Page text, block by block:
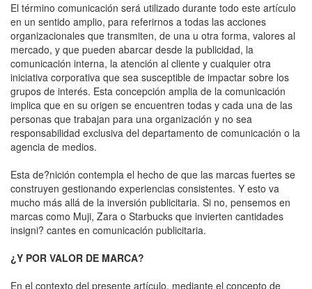
El término comunicación será utilizado durante todo este artículo
en un sentido amplio, para referirnos a todas las acciones
organizacionales que transmiten, de una u otra forma, valores al
mercado, y que pueden abarcar desde la publicidad, la
comunicación interna, la atención al cliente y cualquier otra
iniciativa corporativa que sea susceptible de impactar sobre los
grupos de interés. Esta concepción amplia de la comunicación
implica que en su origen se encuentren todas y cada una de las
personas que trabajan para una organización y no sea
responsabilidad exclusiva del departamento de comunicación o la
agencia de medios.
Esta de?nición contempla el hecho de que las marcas fuertes se
construyen gestionando experiencias consistentes. Y esto va
mucho más allá de la inversión publicitaria. Si no, pensemos en
marcas como Muji, Zara o Starbucks que invierten cantidades
insigni? cantes en comunicación publicitaria.
¿Y POR VALOR DE MARCA?
En el contexto del presente artículo, mediante el concepto de